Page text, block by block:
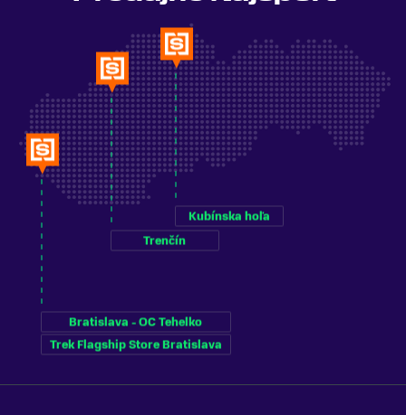
Bratislava - OC Tehelko
Trek Flagship Store Bratislava
Trenčín
Kubínska hoľa